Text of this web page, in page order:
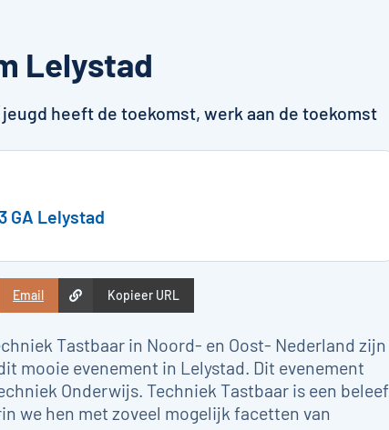
Lelystad
heeft de toekomst, werk aan de toekomst
GA Lelystad
Email Kopieer URL
Tastbaar in Noord- en Oost- Nederland zijn
mooie evenement in Lelystad. Dit evenement
Onderwijs. Techniek Tastbaar is een beleef
we hen met zoveel mogelijk facetten van